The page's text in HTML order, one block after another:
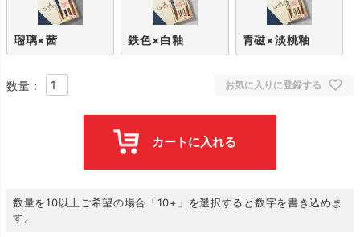
瑠璃×茜 鉄色×白釉 青磁×淡桃釉
お気に入りに登録する
カートに入れる
数量を10以上ご希望の場合「10+」を選択すると数字を書き込めま
す。